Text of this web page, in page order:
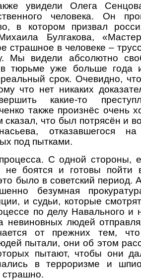
увидели Олега
человека. Он
в котором призвал
Булгакова,
страшное в человеке –
Мы видели абсолютно
тюрьме уже больше года
срок. Очевидно,
что нет никаких
какие-то
также произнёс очень
сказал, что был потрясён и
отказавшегося
под пытками.
С одной стороны,
не боятся и готовы
было в советский период.
безумная
и судьи, которые
по делу Навального и
невиновных людей
от прежних тем,
пытали, они об этом
пытают, чтобы они
в терроризме и
страшно.